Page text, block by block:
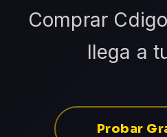
Comprar
llega a
Probar